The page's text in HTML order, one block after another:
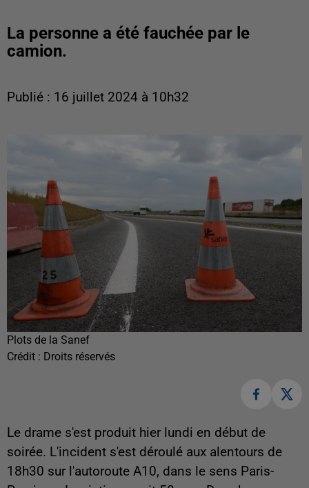
La personne a été fauchée par le
camion.
Publié : 16 juillet 2024 à 10h32
Plots de la Sanef
Crédit : Droits réservés
Le drame s'est produit hier lundi en début de
soirée. L'incident s'est déroulé aux alentours de
18h30 sur l'autoroute A10, dans le sens Paris-